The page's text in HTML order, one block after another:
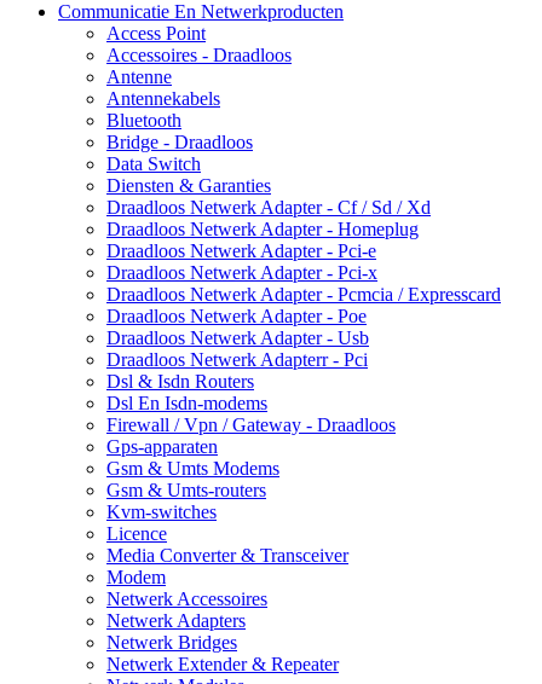
Communicatie En Netwerkproducten
Access Point
Accessoires - Draadloos
Antenne
Antennekabels
Bluetooth
Bridge - Draadloos
Data Switch
Diensten & Garanties
Draadloos Netwerk Adapter - Cf / Sd / Xd
Draadloos Netwerk Adapter - Homeplug
Draadloos Netwerk Adapter - Pci-e
Draadloos Netwerk Adapter - Pci-x
Draadloos Netwerk Adapter - Pcmcia / Expresscard
Draadloos Netwerk Adapter - Poe
Draadloos Netwerk Adapter - Usb
Draadloos Netwerk Adapterr - Pci
Dsl & Isdn Routers
Dsl En Isdn-modems
Firewall / Vpn / Gateway - Draadloos
Gps-apparaten
Gsm & Umts Modems
Gsm & Umts-routers
Kvm-switches
Licence
Media Converter & Transceiver
Modem
Netwerk Accessoires
Netwerk Adapters
Netwerk Bridges
Netwerk Extender & Repeater